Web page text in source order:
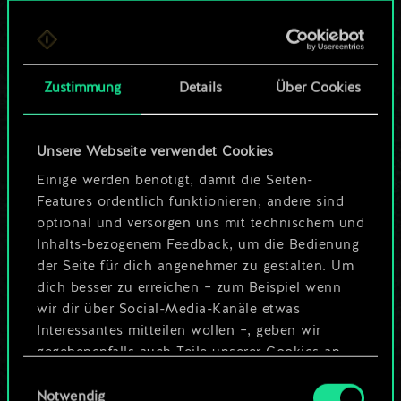
Zustimmung Details Über Cookies
Unsere Webseite verwendet Cookies
Einige werden benötigt, damit die Seiten-
Features ordentlich funktionieren, andere sind
optional und versorgen uns mit technischem und
Inhalts-bezogenem Feedback, um die Bedienung
der Seite für dich angenehmer zu gestalten. Um
dich besser zu erreichen – zum Beispiel wenn
wir dir über Social-Media-Kanäle etwas
Interessantes mitteilen wollen –, geben wir
gegebenenfalls auch Teile unserer Cookies an
Cookies erfordert allerdings deine Zustimmung.
Notwendig
Bis jetzt ist dies nur
ein geteilter Satz
Karten.
Wo es doch so viel
mehr sein kann!
Deck benennen und Leitfaden
Deck bearbeiten